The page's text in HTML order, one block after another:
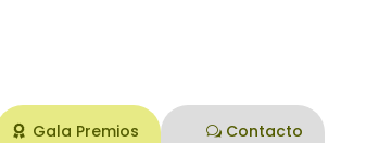
Gala Premios Contacto